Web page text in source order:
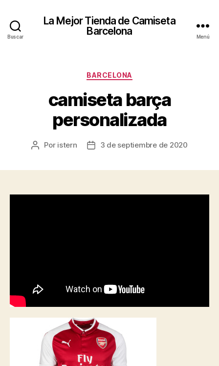
Buscar
La Mejor Tienda de Camiseta
Barcelona
Menú
Categorías
BARCELONA
camiseta barça
personalizada
Autor
Por istern
Fecha3 de septiembre de 2020